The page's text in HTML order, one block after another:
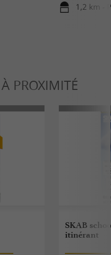
1,2 km -
À PROXIMITÉ
SKAB
itinérant